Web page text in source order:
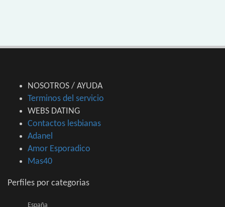
NOSOTROS / AYUDA
Terminos del servicio
WEBS DATING
Contactos lesbianas
Adanel
Amor Esporadico
Mas40
Perfiles por categorias
España